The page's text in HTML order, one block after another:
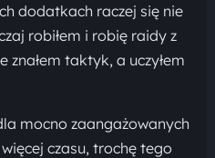
dodatkach raczej się nie
robiłem i robię raidy z
znałem taktyk, a uczyłem
mocno zaangażowanych
czasu, trochę tego